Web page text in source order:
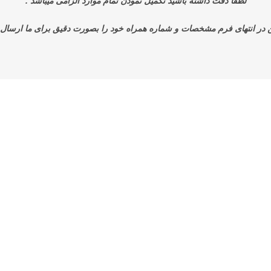
در انتهای فرم مشخصات و شماره همراه خود را بصورت دقیق برای ما ارسال